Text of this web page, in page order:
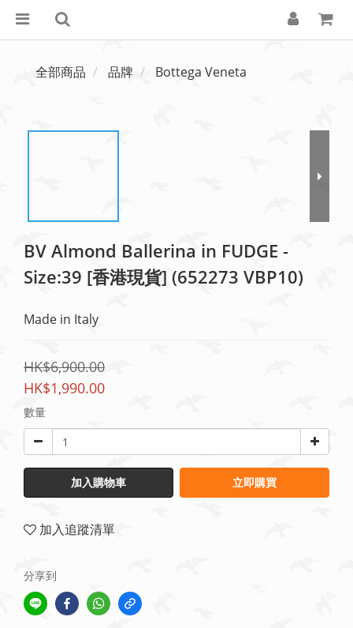
全部商品 品牌 Bottega Veneta
BV Almond Ballerina in FUDGE -
Size:39 [香港現貨] (652273 VBP10)
Made in Italy
HK$6,900.00
HK$1,990.00
數量
加入購物車 立即購買
加入追蹤清單
分享到